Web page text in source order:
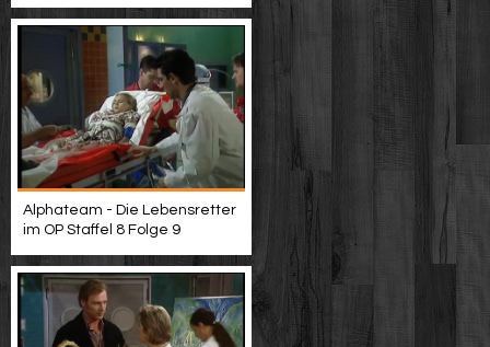
Alphateam - Die Lebensretter
im OP Staffel 8 Folge 9